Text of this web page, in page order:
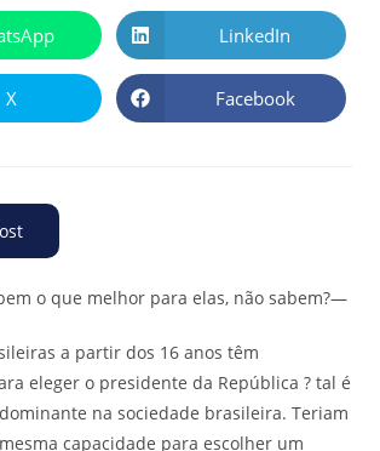
LinkedIn
X Facebook
o que melhor para elas, não sabem?—
a partir dos 16 anos têm
eleger o presidente da República ? tal é
na sociedade brasileira. Teriam
capacidade para escolher um